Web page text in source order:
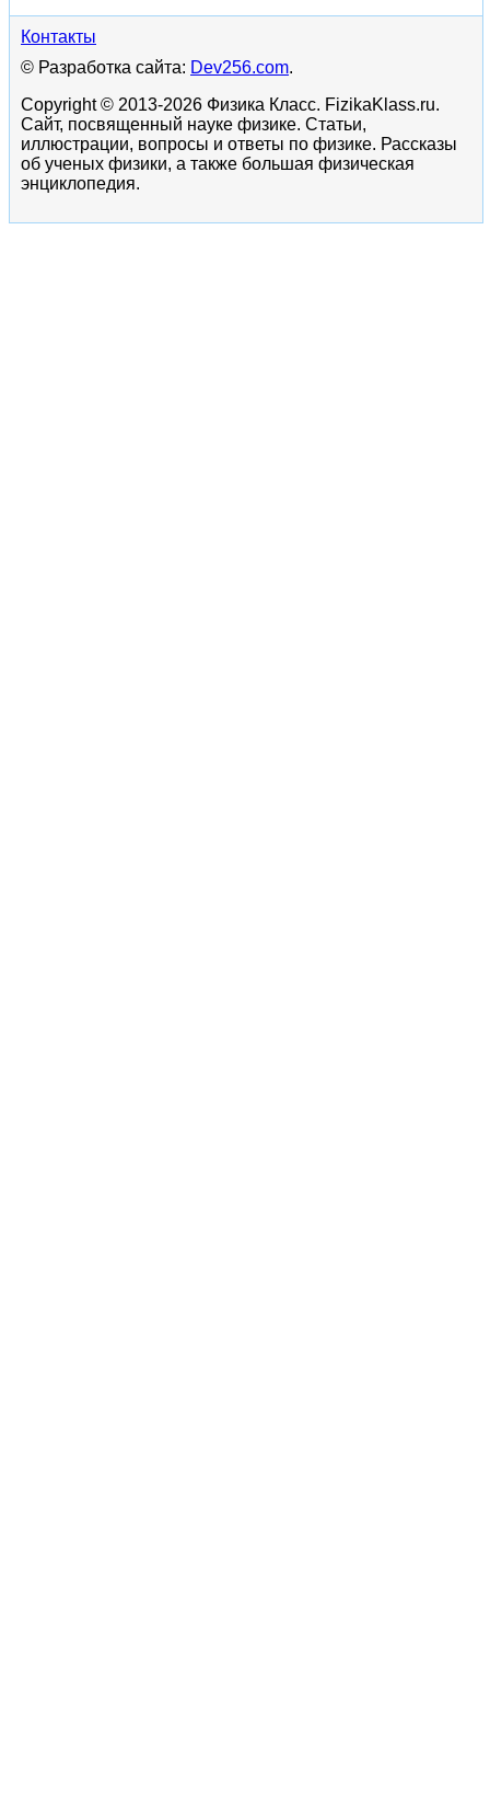
Контакты
© Разработка сайта: Dev256.com.
Copyright © 2013-2026 Физика Класс. FizikaKlass.ru.
Сайт, посвященный науке физике. Статьи,
иллюстрации, вопросы и ответы по физике. Рассказы
об ученых физики, а также большая физическая
энциклопедия.